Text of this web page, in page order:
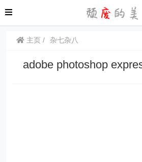
主页 杂七杂八
adobe photoshop